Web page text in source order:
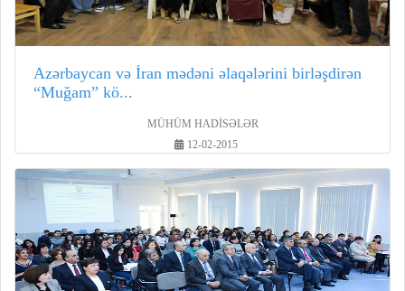
Azərbaycan və İran mədəni əlaqələrini birləşdirən
“Muğam” kö...
MÜHÜM HADİSƏLƏR
12-02-2015